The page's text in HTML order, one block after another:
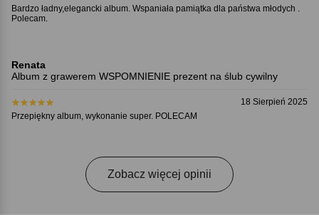
Bardzo ładny,elegancki album. Wspaniała pamiątka dla państwa młodych .
Polecam.
Album z grawerem WSPOMNIENIE prezent na ślub cywilny
Renata
18 Sierpień 2025
Przepiękny album, wykonanie super. POLECAM
Zobacz więcej opinii